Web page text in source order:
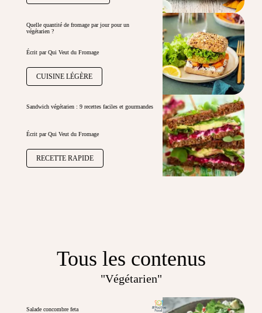
Quelle quantité de fromage par jour pour un
végétarien ?
Écrit par Qui Veut du Fromage
CUISINE LÉGÈRE
Sandwich végétarien : 9 recettes faciles et gourmandes
Écrit par Qui Veut du Fromage
RECETTE RAPIDE
Tous les contenus
"Végétarien"
Salade concombre feta